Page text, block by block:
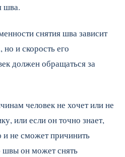
шва.
снятия шва зависит
и скорость его
должен обращаться за
человек не хочет или не
или если он точно знает,
и не сможет причинить
швы он может снять